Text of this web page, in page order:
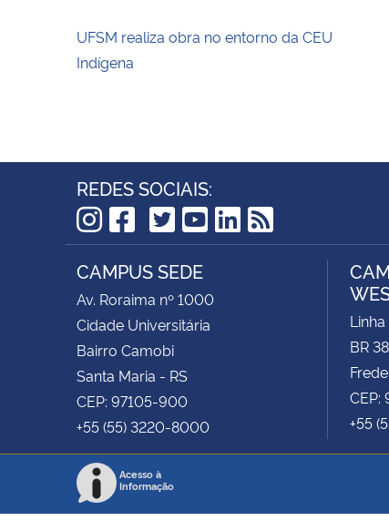
UFSM realiza obra no entorno da CEU
Indígena
REDES SOCIAIS:
Instagram
Facebook
TikTok
Twitter
YouTube
LinkedIn
RSS
CAMPUS SEDE
Av. Roraima nº 1000
Cidade Universitária
Bairro Camobi
Santa Maria - RS
CEP: 97105-900
+55 (55) 3220-8000
BR
+55
Acesso à
Informação